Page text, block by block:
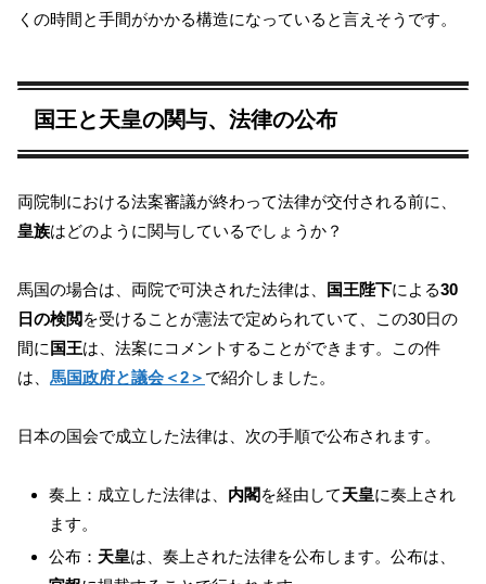
くの時間と手間がかかる構造になっていると言えそうです。
国王と天皇の関与、法律の公布
両院制における法案審議が終わって法律が交付される前に、
皇族はどのように関与しているでしょうか？
馬国の場合は、両院で可決された法律は、 国王陛下による30
日の検閲 を受けることが憲法で定められていて、この30日の
間に 国王は、法案にコメントすることができます。この件
は、 馬国政府と議会＜2＞ で紹介しました。
日本の国会で成立した法律は、次の手順で公布されます。
奏上：成立した法律は、 内閣 を経由して天皇に奏上され
ます。
公布： 天皇は、奏上された法律を公布します。公布は、